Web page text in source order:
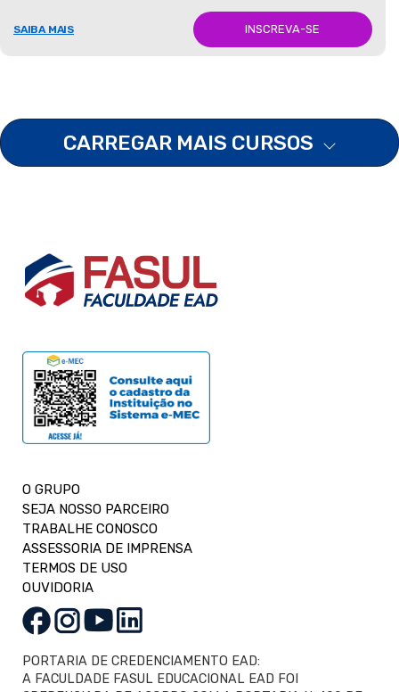
SAIBA MAIS INSCREVA-SE
CARREGAR MAIS CURSOS
O GRUPO
SEJA NOSSO PARCEIRO
TRABALHE CONOSCO
ASSESSORIA DE IMPRENSA
TERMOS DE USO
OUVIDORIA
PORTARIA DE CREDENCIAMENTO EAD:
A FACULDADE FASUL EDUCACIONAL EAD FOI